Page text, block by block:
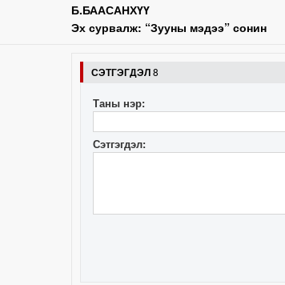
Б.БААСАНХҮҮ
Эх сурвалж: “Зууны мэдээ” сонин
СЭТГЭГДЭЛ8
Таны нэр:
Сэтгэгдэл: